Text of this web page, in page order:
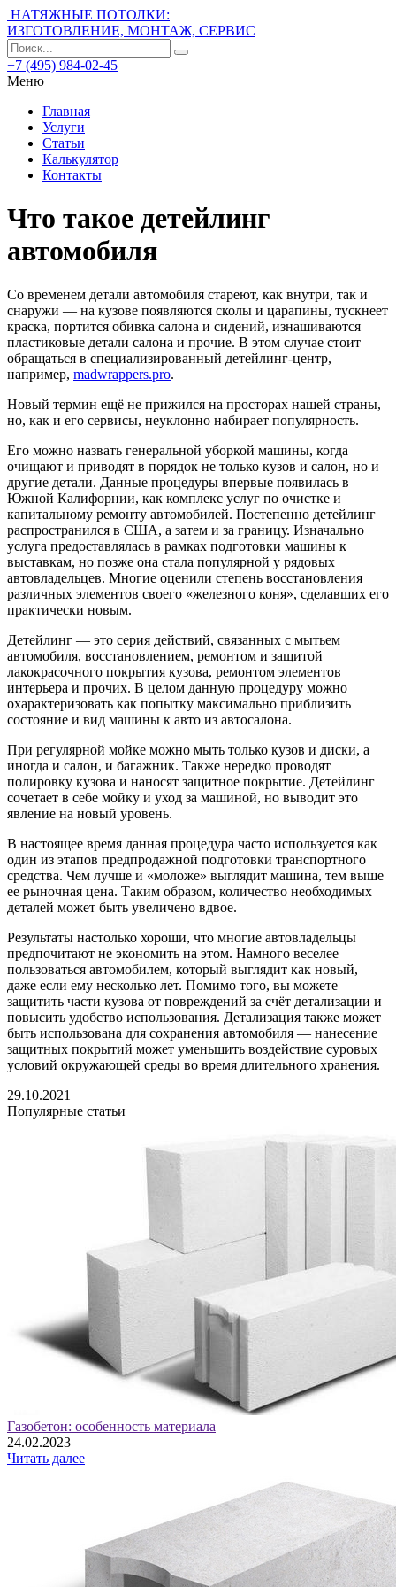
НАТЯЖНЫЕ ПОТОЛКИ:
ИЗГОТОВЛЕНИЕ, МОНТАЖ, СЕРВИС
+7 (495) 984-02-45
Меню
Главная
Услуги
Статьи
Калькулятор
Контакты
Что такое детейлинг
автомобиля
Со временем детали автомобиля стареют, как внутри, так и
снаружи — на кузове появляются сколы и царапины, тускнеет
краска, портится обивка салона и сидений, изнашиваются
пластиковые детали салона и прочие. В этом случае стоит
обращаться в специализированный детейлинг-центр,
например, madwrappers.pro.
Новый термин ещё не прижился на просторах нашей страны,
но, как и его сервисы, неуклонно набирает популярность.
Его можно назвать генеральной уборкой машины, когда
очищают и приводят в порядок не только кузов и салон, но и
другие детали. Данные процедуры впервые появилась в
Южной Калифорнии, как комплекс услуг по очистке и
капитальному ремонту автомобилей. Постепенно детейлинг
распространился в США, а затем и за границу. Изначально
услуга предоставлялась в рамках подготовки машины к
выставкам, но позже она стала популярной у рядовых
автовладельцев. Многие оценили степень восстановления
различных элементов своего «железного коня», сделавших его
практически новым.
Детейлинг — это серия действий, связанных с мытьем
автомобиля, восстановлением, ремонтом и защитой
лакокрасочного покрытия кузова, ремонтом элементов
интерьера и прочих. В целом данную процедуру можно
охарактеризовать как попытку максимально приблизить
состояние и вид машины к авто из автосалона.
При регулярной мойке можно мыть только кузов и диски, а
иногда и салон, и багажник. Также нередко проводят
полировку кузова и наносят защитное покрытие. Детейлинг
сочетает в себе мойку и уход за машиной, но выводит это
явление на новый уровень.
В настоящее время данная процедура часто используется как
один из этапов предпродажной подготовки транспортного
средства. Чем лучше и «моложе» выглядит машина, тем выше
ее рыночная цена. Таким образом, количество необходимых
деталей может быть увеличено вдвое.
Результаты настолько хороши, что многие автовладельцы
предпочитают не экономить на этом. Намного веселее
пользоваться автомобилем, который выглядит как новый,
даже если ему несколько лет. Помимо того, вы можете
защитить части кузова от повреждений за счёт детализации и
повысить удобство использования. Детализация также может
быть использована для сохранения автомобиля — нанесение
защитных покрытий может уменьшить воздействие суровых
условий окружающей среды во время длительного хранения.
29.10.2021
Популярные статьи
Газобетон: особенность материала
24.02.2023
Читать далее